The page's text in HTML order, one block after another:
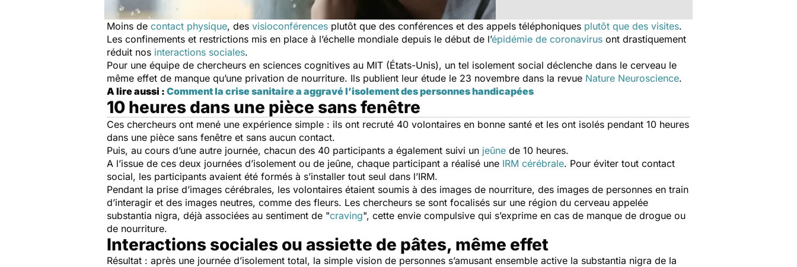
Moins de contact physique, des visioconférences plutôt que des conférences et des appels téléphoniques plutôt que des visites.
Les confinements et restrictions mis en place à l’échelle mondiale depuis le début de l’épidémie de coronavirus ont drastiquement
réduit nos interactions sociales.
Pour une équipe de chercheurs en sciences cognitives au MIT (États-Unis), un tel isolement social déclenche dans le cerveau le
même effet de manque qu’une privation de nourriture. Ils publient leur étude le 23 novembre dans la revue Nature Neuroscience.
A lire aussi : Comment la crise sanitaire a aggravé l’isolement des personnes handicapées
10 heures dans une pièce sans fenêtre
Ces chercheurs ont mené une expérience simple : ils ont recruté 40 volontaires en bonne santé et les ont isolés pendant 10 heures
dans une pièce sans fenêtre et sans aucun contact.
Puis, au cours d’une autre journée, chacun des 40 participants a également suivi un jeûne de 10 heures.
A l’issue de ces deux journées d’isolement ou de jeûne, chaque participant a réalisé une IRM cérébrale. Pour éviter tout contact
social, les participants avaient été formés à s’installer tout seul dans l’IRM.
Pendant la prise d’images cérébrales, les volontaires étaient soumis à des images de nourriture, des images de personnes en train
d’interagir et des images neutres, comme des fleurs. Les chercheurs se sont focalisés sur une région du cerveau appelée
substantia nigra, déjà associées au sentiment de "craving", cette envie compulsive qui s’exprime en cas de manque de drogue ou
de nourriture.
Interactions sociales ou assiette de pâtes, même effet
Résultat : après une journée d’isolement total, la simple vision de personnes s’amusant ensemble active la substantia nigra de la